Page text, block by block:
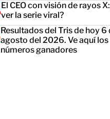
El CEO con visión de rayos
ver la serie viral?
Resultados del Tris de hoy 6
agosto del 2026. Ve aquí los
números ganadores